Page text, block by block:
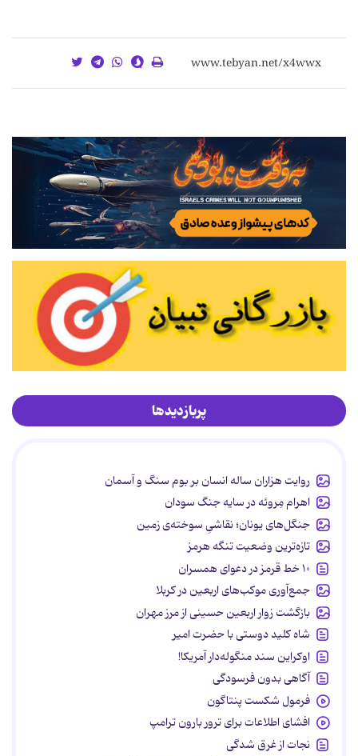
پربازدیدها
روایت هزاران ساله انسان بر بوم سنگ و آسمان
اهرام مِروئه در سایه جنگ سودان
جنگل‌های یونان؛ نقاشیِ سوخته‌ی زمین
تازه‌ترین وضعیت تنگه هرمز
۱۰ خط قرمز در دعوای همسران
جمع‌آوری موکب‌های اربعین در کربلا
بازگشت زوار اربعین حسینی از مرز مهران
شاه کلید دوستی با حضرت امیر
اوکراین سند منگوله‌دار آمریکا!
آگاهی بدون فرسودگی
فرمول شکست پنتاگون
افشای اطلاعات برای ترور بارون ترامپ
نجات از غرق شدگی